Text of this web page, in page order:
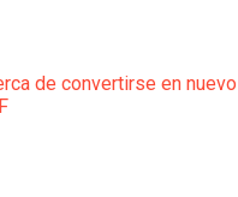
de convertirse en nuevo